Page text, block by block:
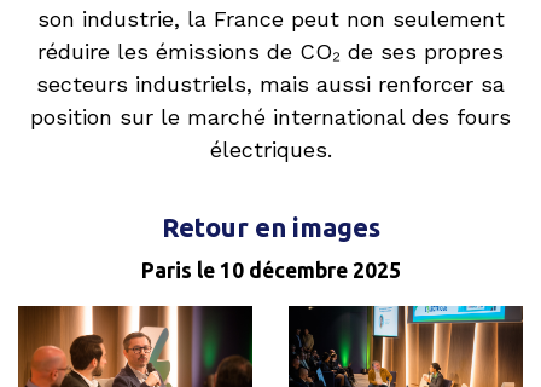
son industrie, la France peut non seulement
réduire les émissions de CO₂ de ses propres
secteurs industriels, mais aussi renforcer sa
position sur le marché international des fours
électriques.
Retour en images
Paris le 10 décembre 2025